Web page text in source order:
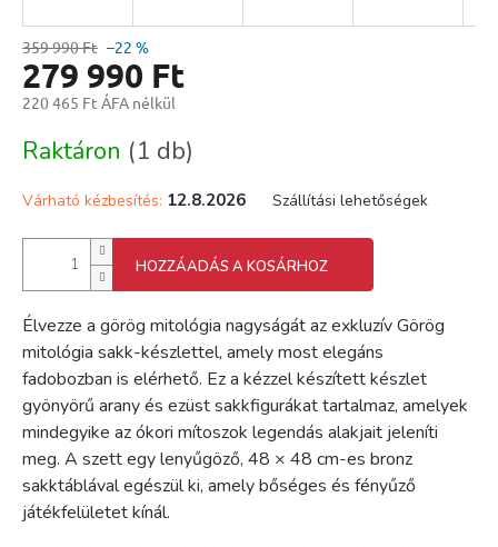
359 990 Ft –22 %
279 990 Ft
220 465 Ft ÁFA nélkül
Raktáron (1 db)
Várható kézbesítés: 12.8.2026 Szállítási lehetőségek
HOZZÁADÁS A KOSÁRHOZ
Élvezze a görög mitológia nagyságát az exkluzív Görög
mitológia sakk-készlettel, amely most elegáns
fadobozban is elérhető. Ez a kézzel készített készlet
gyönyörű arany és ezüst sakkfigurákat tartalmaz, amelyek
mindegyike az ókori mítoszok legendás alakjait jeleníti
meg. A szett egy lenyűgöző, 48 × 48 cm-es bronz
sakktáblával egészül ki, amely bőséges és fényűző
játékfelületet kínál.